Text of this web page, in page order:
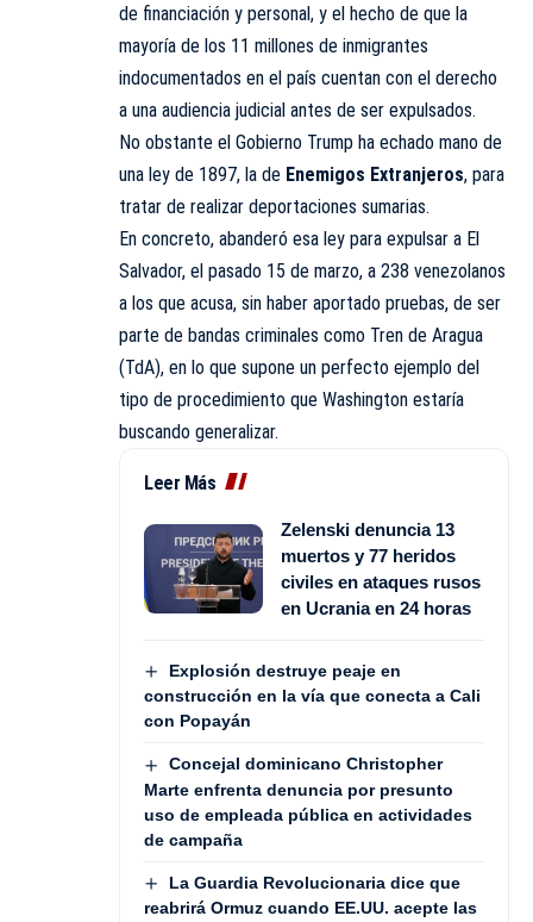
de financiación y personal, y el hecho de que la
mayoría de los 11 millones de inmigrantes
indocumentados en el país cuentan con el derecho
a una audiencia judicial antes de ser expulsados.
No obstante el Gobierno Trump ha echado mano de
una ley de 1897, la de Enemigos Extranjeros, para
tratar de realizar deportaciones sumarias.
En concreto, abanderó esa ley para expulsar a El
Salvador, el pasado 15 de marzo, a 238 venezolanos
a los que acusa, sin haber aportado pruebas, de ser
parte de bandas criminales como Tren de Aragua
(TdA), en lo que supone un perfecto ejemplo del
tipo de procedimiento que Washington estaría
buscando generalizar.
Leer Más
Zelenski denuncia 13
muertos y 77 heridos
civiles en ataques rusos
en Ucrania en 24 horas
Explosión destruye peaje en
construcción en la vía que conecta a Cali
con Popayán
Concejal dominicano Christopher
Marte enfrenta denuncia por presunto
uso de empleada pública en actividades
de campaña
La Guardia Revolucionaria dice que
reabrirá Ormuz cuando EE.UU. acepte las